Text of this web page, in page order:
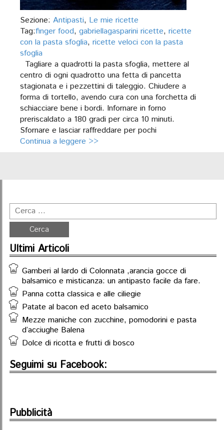
Sezione: Antipasti, Le mie ricette
Tag:finger food, gabriellagasparini ricette, ricette
con la pasta sfoglia, ricette veloci con la pasta
sfoglia
Tagliare a quadrotti la pasta sfoglia, mettere al
centro di ogni quadrotto una fetta di pancetta
stagionata e i pezzettini di taleggio. Chiudere a
forma di tortello, avendo cura con una forchetta di
schiacciare bene i bordi. Infornare in forno
preriscaldato a 180 gradi per circa 10 minuti.
Sfornare e lasciar raffreddare per pochi
Continua a leggere >>
Ultimi Articoli
Gamberi al lardo di Colonnata ,arancia gocce di
balsamico e misticanza: un antipasto facile da fare.
Panna cotta classica e alle ciliegie
Patate al bacon ed aceto balsamico
Mezze maniche con zucchine, pomodorini e pasta
d’acciughe Balena
Dolce di ricotta e frutti di bosco
Seguimi su Facebook:
Pubblicità